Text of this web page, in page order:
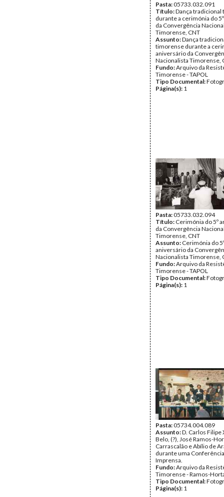
Pasta:05733.032.091
Título:Dança
durante a cerimónia do
da Convergência
Timorense, CNT
Assunto:Dança
timorense durante a
aniversário da
Nacionalista Timorense,
Fundo:Arquivo da
Timorense - TAPOL
Tipo Documental:
Página(s): 1
Pasta:05733.032.094
Título: Cerimónia do 5º
da Convergência
Timorense, CNT
Assunto: Cerimónia do
aniversário da
Nacionalista Timorense,
Fundo:Arquivo da
Timorense - TAPOL
Tipo Documental:
Página(s): 1
Pasta:05734.004.089
Assunto:D. Carlos Filipe
Belo, (?), José Ramos-
Carrascalão e Abílio de
durante uma
Imprensa.
Fundo:Arquivo da
Timorense - Ramos-
Tipo Documental:
Página(s): 1